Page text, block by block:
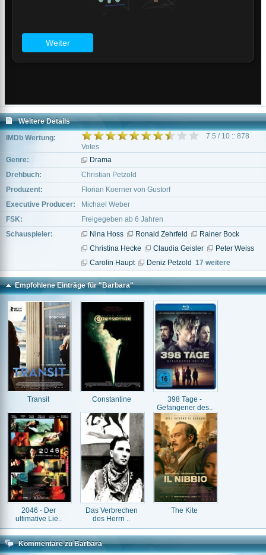
Weitere Details
IMDb Wertung:
7.5 / 10 :: 878
Votes
Genre:
Drama
Drehbuch:
Christian Petzold
Produzent:
Florian Koerner von Gustorf
Executive Producer:
Michael Weber
FSK:
Freigegeben ab 6 Jahren
Schauspieler:
Nina Hoss Ronald Zehrfeld
Rainer Bock
Christina Hecke
Claudia Geisler
Peter Weiss
Carolin Haupt
Deniz Petzold 17 weitere
Empfohlene Einträge für "Barbara"
Transit Constantine
398 Tage -
Gefangener des..
2046 - Der
ultimative Lie..
Das Verbrechen
des Herrn ..
The Kite
Kommentare zu Barbara